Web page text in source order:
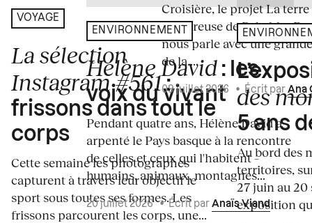
VOYAGE
La sélection
Instagram #561:
frissons dans tout le
corps
Cette semaine les photographes
capturent à travers leur objectif le
sport sous toutes ses formes. Les
frissons parcourent les corps, une...
ENVIRONNEMENT
Hélène David : les
voix du vivant
Pendant quatre ans, Hélène David a
arpenté le Pays basque à la rencontre
de celles et ceux qui l'habitent –
humains, animaux, montagnes...
20 juillet 2026•Écrit par Anaïs Viand
Croisière, le projet La terre
amoureuse de Rebekka
nous parle avec une
de la...
09 juillet 2026 • Écrit par Ana
des
5 ans
Au bord des
territoires,
27 juin au 20
exposition